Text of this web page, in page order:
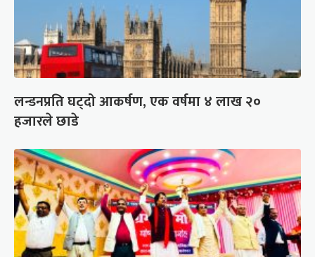
लन्डनप्रति घट्दो आकर्षण, एक वर्षमा ४ लाख २०
हजारले छाडे